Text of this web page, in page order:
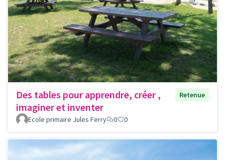
Des tables pour apprendre, créer ,
imaginer et inventer
Retenue
Ecole primaire Jules Ferry 0 0